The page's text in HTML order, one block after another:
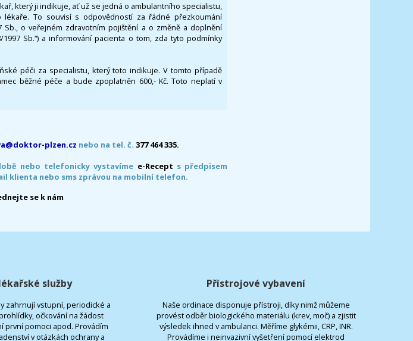
který ji indikuje, ať už se jedná o ambulantního specialistu,
To souvisí s odpovědností za řádné přezkoumání
o veřejném zdravotním pojištění a o změně a doplnění
Sb.“) a informování pacienta o tom, zda tyto podmínky
péči za specialistu, který toto indikuje. V tomto případě
běžné péče a bude zpoplatněn 600,- Kč. Toto neplatí v
plzen.cz nebo na tel. č. 377 464 335.
nebo telefonicky vystavíme e-Recept s předpisem
klienta nebo sms zprávou na mobilní telefon.
se k nám
služby
zahrnují vstupní, periodické a
očkování na žádost
první pomoci apod. Provádím
v otázkách ochrany a
Přístrojové vybavení
Naše ordinace disponuje přístroji, díky nimž můžeme
provést odběr biologického materiálu (krev, moč) a zjistit
výsledek ihned v ambulanci. Měříme glykémii, CRP, INR.
Provádíme i neinvazivní vyšetření pomocí elektrod